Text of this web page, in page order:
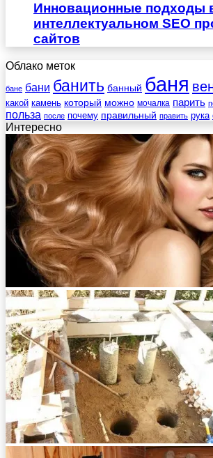
Инновационные подходы
интеллектуальном SEO
сайтов
Облако меток
бане бани банить банный баня
какой камень который можно мочалка парить
польза после почему правильный править рука
Интересно